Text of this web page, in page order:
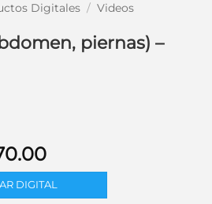
Digitales / Videos
piernas) –
El
precio
actual
DIGITAL